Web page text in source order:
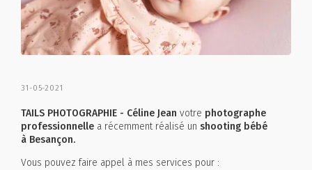
31-05-2021
TAILS PHOTOGRAPHIE - Céline Jean votre photographe
professionnelle a récemment réalisé un shooting bébé
à Besançon.
Vous pouvez faire appel à mes services pour :